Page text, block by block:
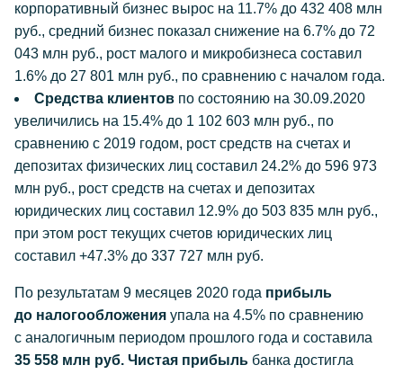
корпоративный бизнес вырос на 11.7% до 432 408 млн
руб., средний бизнес показал снижение на 6.7% до 72
043 млн руб., рост малого и микробизнеса составил
1.6% до 27 801 млн руб., по сравнению с началом года.
Средства клиентов по состоянию на 30.09.2020
увеличились на 15.4% до 1 102 603 млн руб., по
сравнению с 2019 годом, рост средств на счетах и
депозитах физических лиц составил 24.2% до 596 973
млн руб., рост средств на счетах и депозитах
юридических лиц составил 12.9% до 503 835 млн руб.,
при этом рост текущих счетов юридических лиц
составил +47.3% до 337 727 млн руб.
По результатам 9 месяцев 2020 года прибыль
до налогообложения упала на 4.5% по сравнению
с аналогичным периодом прошлого года и составила
35 558 млн руб. Чистая прибыль банка достигла